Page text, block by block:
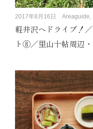
2017年8月16日 Areaguide,
軽井沢へドライブ！
ト⑧／里山十帖周辺